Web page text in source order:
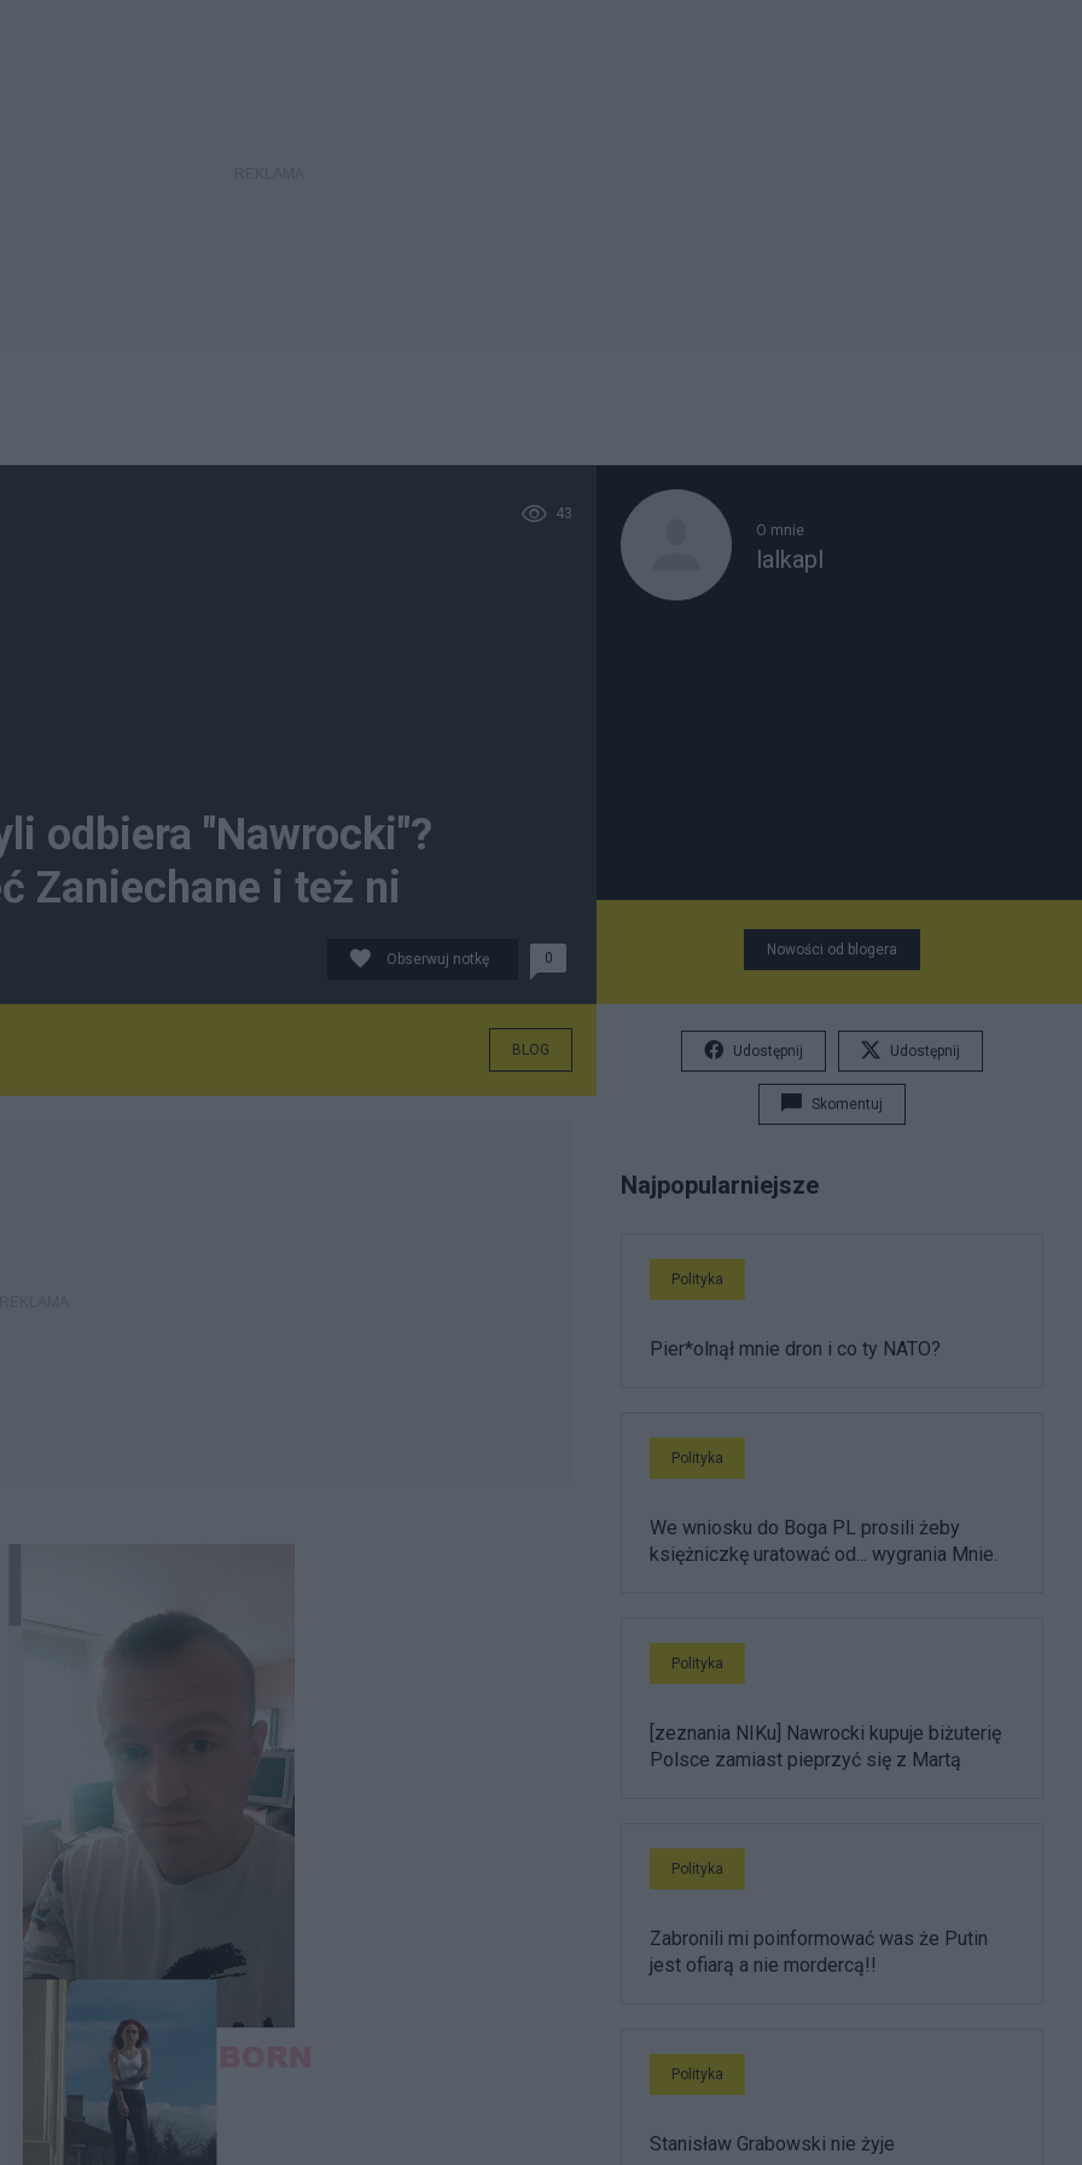
43
odbiera "Nawrocki"?
Zaniechane i też ni
Obserwuj notkę 0
BLOG
O mnie
lalkapl
Nowości od blogera
Udostępnij Udostępnij
Skomentuj
Najpopularniejsze
Polityka
Pier*olnął mnie dron i co ty NATO?
Polityka
We wniosku do Boga PL prosili żeby
księżniczkę uratować od... wygrania Mnie.
Polityka
[zeznania NIKu] Nawrocki kupuje biżuterię
Polsce zamiast pieprzyć się z Martą
Polityka
Zabronili mi poinformować was że Putin
jest ofiarą a nie mordercą!!
Polityka
Stanisław Grabowski nie żyje